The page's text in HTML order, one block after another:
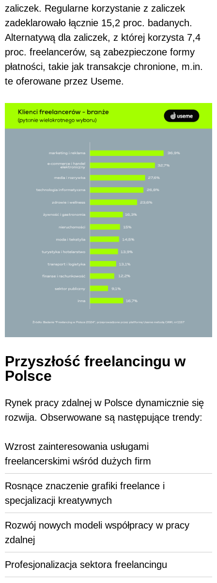
zaliczek. Regularne korzystanie z zaliczek
zadeklarowało łącznie 15,2 proc. badanych.
Alternatywą dla zaliczek, z której korzysta 7,4
proc. freelancerów, są zabezpieczone formy
płatności, takie jak transakcje chronione, m.in.
te oferowane przez Useme.
Przyszłość freelancingu w
Polsce
Rynek pracy zdalnej w Polsce dynamicznie się
rozwija. Obserwowane są następujące trendy:
Wzrost zainteresowania usługami
freelancerskimi wśród dużych firm
Rosnące znaczenie grafiki freelance i
specjalizacji kreatywnych
Rozwój nowych modeli współpracy w pracy
zdalnej
Profesjonalizacja sektora freelancingu